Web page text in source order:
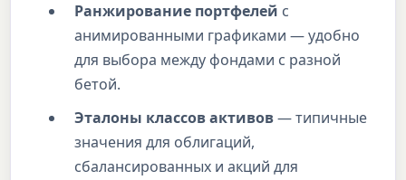
Ранжирование портфелей с
анимированными графиками — удобно
для выбора между фондами с разной
бетой.
Эталоны классов активов— типичные
значения для облигаций,
сбалансированных и акций для